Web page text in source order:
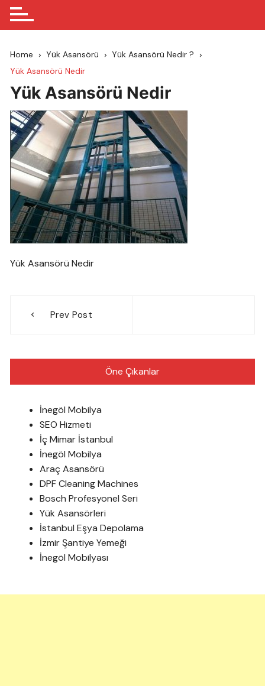
Home Yük Asansörü
Yük Asansörü Nedir ?
Yük Asansörü Nedir
Yük Asansörü Nedir
Yük Asansörü Nedir
gezinmesi
Prev Post
Öne Çıkanlar
İnegöl Mobilya
SEO Hizmeti
İç Mimar İstanbul
İnegöl Mobilya
Araç Asansörü
DPF Cleaning Machines
Bosch Profesyonel Seri
Yük Asansörleri
İstanbul Eşya Depolama
İzmir Şantiye Yemeği
İnegöl Mobilyası